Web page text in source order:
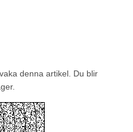
denna artikel. Du blir